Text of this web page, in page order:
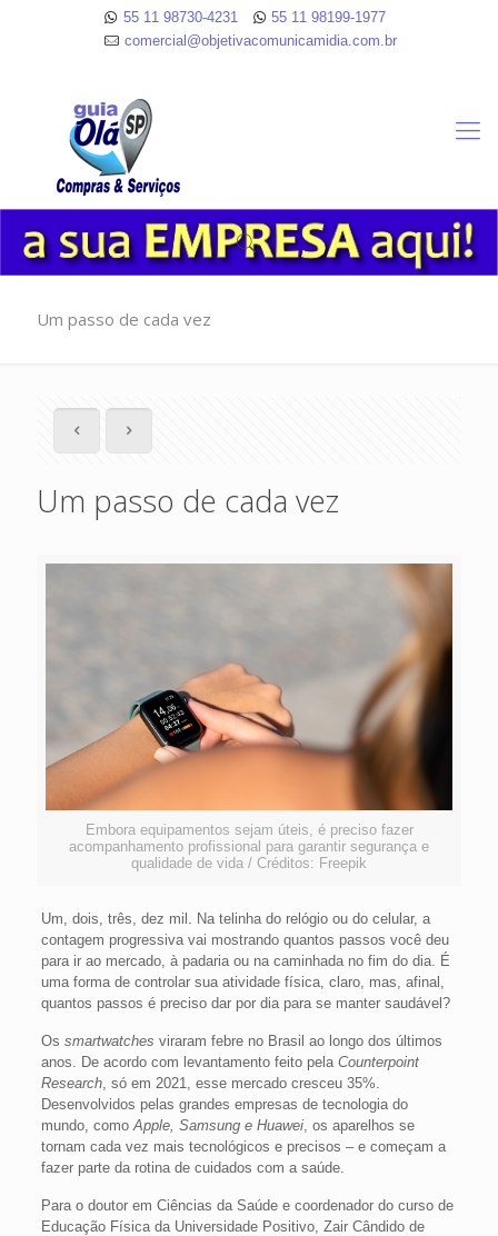
55 11 98730-4231
55 11 98199-1977
comercial@objetivacomunicamidia.com.br
Um passo de cada vez
Um passo de cada vez
Embora equipamentos sejam úteis, é preciso fazer
acompanhamento profissional para garantir segurança e
qualidade de vida / Créditos: Freepik
Um, dois, três, dez mil. Na telinha do relógio ou do celular, a
contagem progressiva vai mostrando quantos passos você deu
para ir ao mercado, à padaria ou na caminhada no fim do dia. É
uma forma de controlar sua atividade física, claro, mas, afinal,
quantos passos é preciso dar por dia para se manter saudável?
Os smartwatches viraram febre no Brasil ao longo dos últimos
anos. De acordo com levantamento feito pela Counterpoint
Research, só em 2021, esse mercado cresceu 35%.
Desenvolvidos pelas grandes empresas de tecnologia do
mundo, como Apple, Samsung e Huawei, os aparelhos se
tornam cada vez mais tecnológicos e precisos – e começam a
fazer parte da rotina de cuidados com a saúde.
Para o doutor em Ciências da Saúde e coordenador do curso de
Educação Física da Universidade Positivo, Zair Cândido de